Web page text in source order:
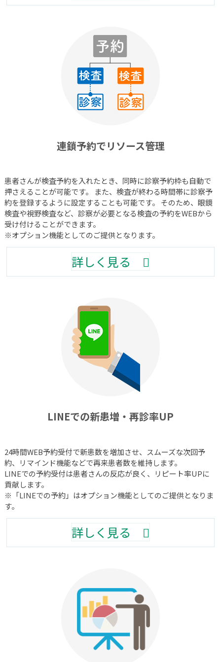
連鎖予約でリソース管理
患者さんが検査予約を入れたとき、同時に診察予約枠も自動で
押さえることが可能です。 また、検査が終わる時間帯に診察予
約を登録するように設定することも可能です。 そのため、眼鏡
検査や視野検査など、診察が必要となる検査の予約をWEBから
受け付けることができます。
※オプション機能としてのご提供となります。
詳しく見る
LINEでの新患増・再診率UP
24時間WEB予約受付で新患数を増加させ、スムーズな次回予
約、リマインド機能などで再来患者数を維持します。
LINEでの予約受付は患者さんの反応が良く、リピート率UPに
貢献します。
※「LINEでの予約」はオプション機能としてのご提供となりま
す。
詳しく見る